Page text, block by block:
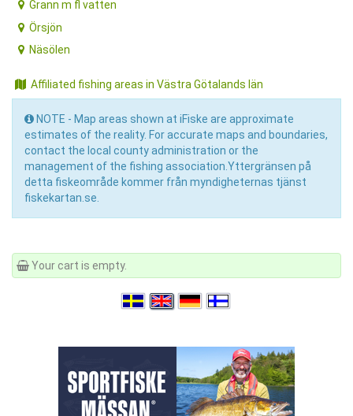
Grann m fl vatten
Örsjön
Näsölen
Affiliated fishing areas in Västra Götalands län
NOTE - Map areas shown at iFiske are approximate
estimates of the reality. For accurate maps and boundaries,
contact the local county administration or the
management of the fishing association.Yttergränsen på
detta fiskeområde kommer från myndigheternas tjänst
fiskekartan.se.
Your cart is empty.